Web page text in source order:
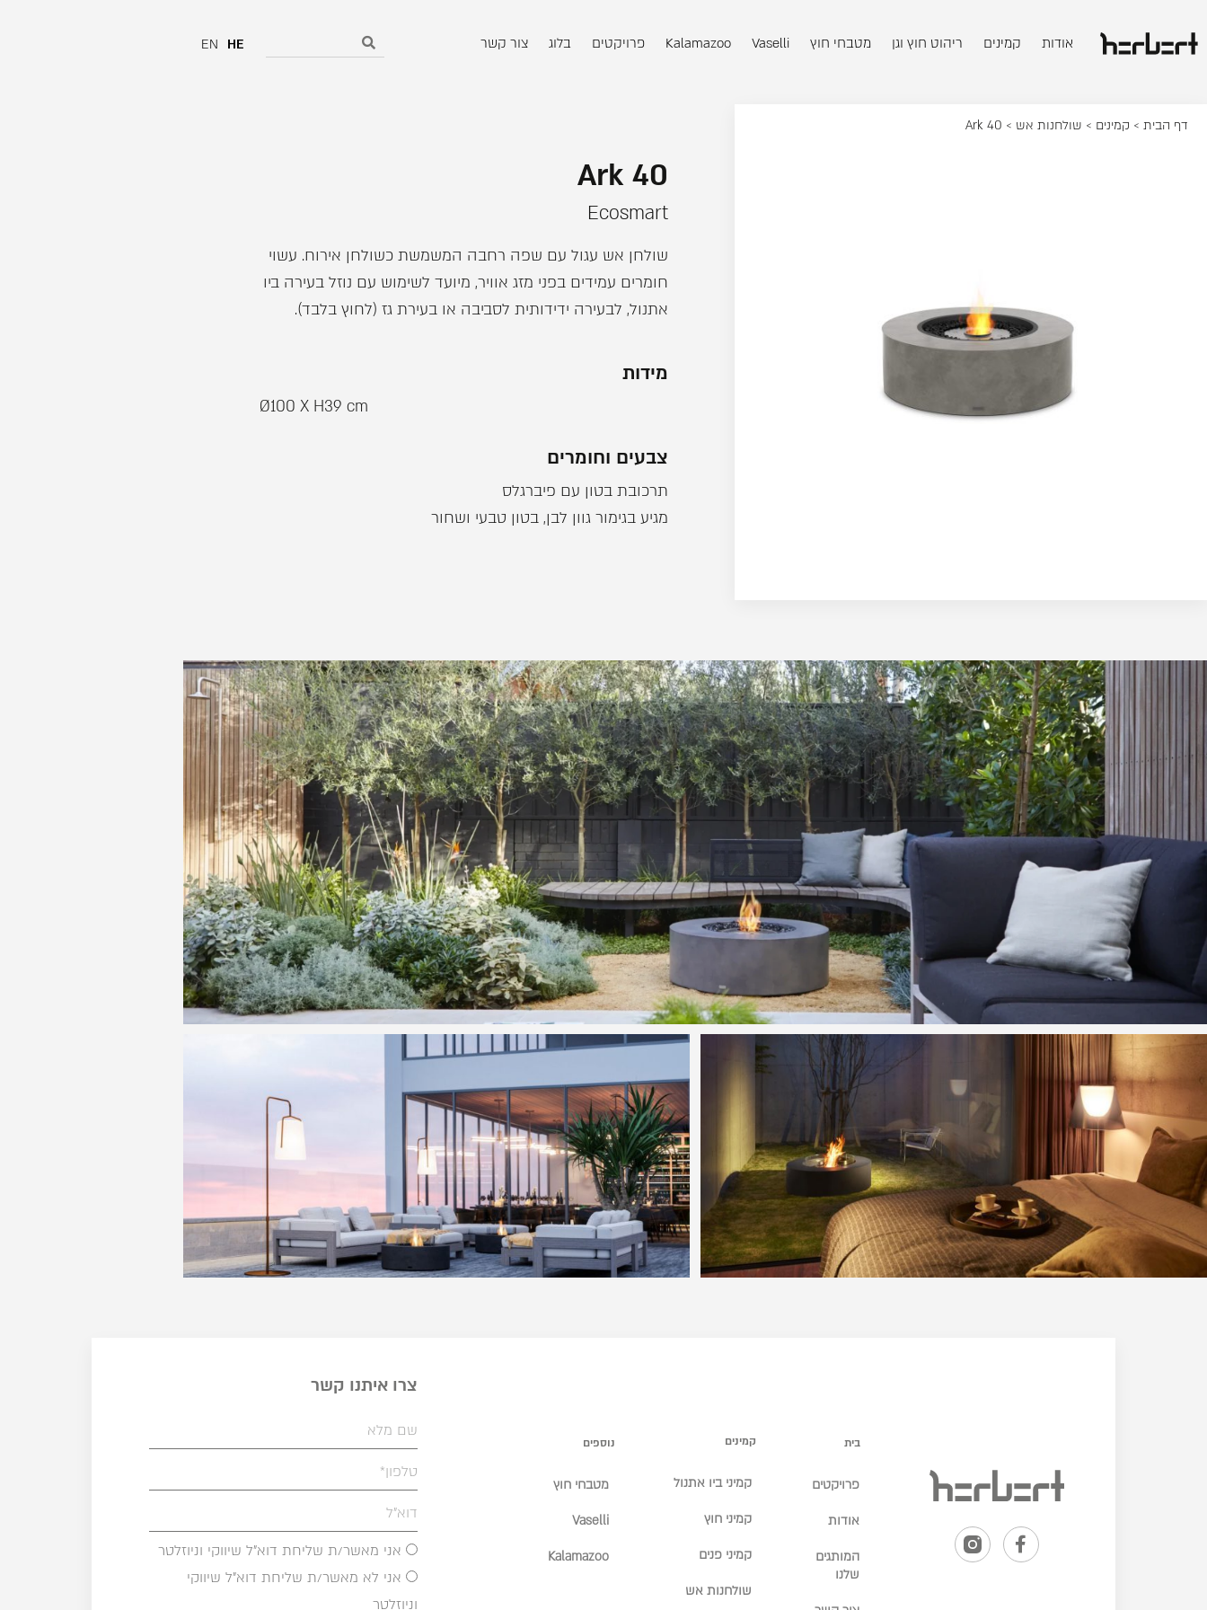
אודות קמינים ריהוט חוץ וגן מטבחי חוץ Vaselli
Kalamazoo פרויקטים בלוג צור קשר HE
EN
דף הבית > קמינים > שולחנות אש > Ark 40
Ark 40
Ecosmart
שולחן אש עגול עם שפה רחבה המשמשת כשולחן אירוח. עשוי
חומרים עמידים בפני מזג אוויר, מיועד לשימוש עם נוזל בעירה ביו
אתנול, לבעירה ידידותית לסביבה או בעירת גז (לחוץ בלבד).
מידות
Ø100 X H39 cm
צבעים וחומרים
תרכובת בטון עם פיברגלס
מגיע בגימור גוון לבן, בטון טבעי ושחור
בית
פרויקטים
אודות
המותגים
שלנו
קמינים
קמיני ביו אתנול
קמיני חוץ
קמיני פנים
שולחנות אש
נוספים
מטבחי חוץ
Vaselli
Kalamazoo
צרו איתנו קשר
אני מאשר/ת שליחת דוא"ל שיווקי וניוזלטר
אני לא מאשר/ת שליחת דוא"ל שיווקי
וניוזלטר